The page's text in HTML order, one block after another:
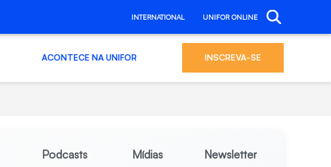
INTERNATIONAL UNIFOR ONLINE
ACONTECE NA UNIFOR INSCREVA-SE
Podcasts Mídias Newsletter